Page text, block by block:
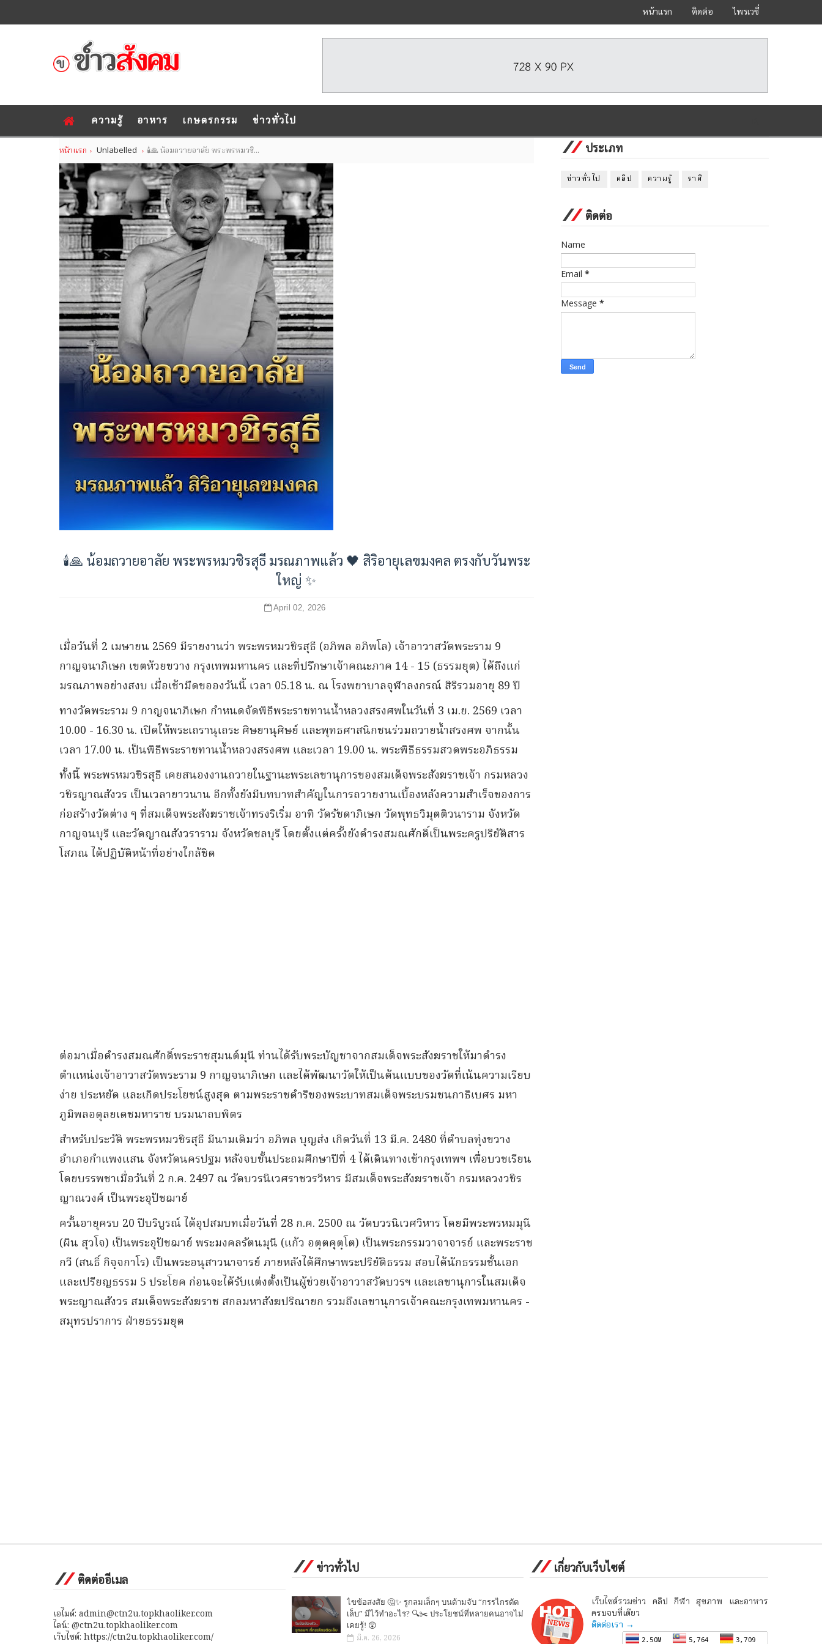
หน้าแรก ติดต่อ ไพรเวซี่
ความรู้ อาหาร เกษตรกรรม ข่าวทั่วไป
หน้าแรก Unlabelled 🕯️🙏 น้อมถวายอาลัย พระพรหมวชิ...
🕯️🙏 น้อมถวายอาลัย พระพรหมวชิรสุธี มรณภาพแล้ว 🖤 สิริอายุเลขมงคล ตรงกับวันพระ
ใหญ่ ✨
April 02, 2026
เมื่อวันที่ 2 เมษายน 2569 มีรายงานว่า พระพรหมวชิรสุธี (อภิพล อภิพโล) เจ้าอาวาสวัดพระราม 9
กาญจนาภิเษก เขตห้วยขวาง กรุงเทพมหานคร และที่ปรึกษาเจ้าคณะภาค 14 - 15 (ธรรมยุต) ได้ถึงแก่
มรณภาพอย่างสงบ เมื่อเช้ามืดขอองวันนี้ เวลา 05.18 น. ณ โรงพยาบาลจุฬาลงกรณ์ สิริรวมอายุ 89 ปี
ทางวัดพระราม 9 กาญจนาภิเษก กำหนดจัดพิธีพระราชทานน้ำหลวงสรงศพในวันที่ 3 เม.ย. 2569 เวลา
10.00 - 16.30 น. เปิดให้พระเถรานุเถระ ศิษยานุศิษย์ และพุทธศาสนิกชนร่วมถวายน้ำสรงศพ จากนั้น
เวลา 17.00 น. เป็นพิธีพระราชทานน้ำหลวงสรงศพ และเวลา 19.00 น. พระพิธีธรรมสวดพระอภิธรรม
ทั้งนี้ พระพรหมวชิรสุธี เคยสนองงานถวายในฐานะพระเลขานุการของสมเด็จพระสังฆราชเจ้า กรมหลวง
วชิรญาณสังวร เป็นเวลายาวนาน อีกทั้งยังมีบทบาทสำคัญในการถวายงานเบื้องหลังความสำเร็จของการ
ก่อสร้างวัดต่าง ๆ ที่สมเด็จพระสังฆราชเจ้าทรงริเริ่ม อาทิ วัดรัชดาภิเษก วัดพุทธวิมุตติวนาราม จังหวัด
กาญจนบุรี และวัดญาณสังวราราม จังหวัดชลบุรี โดยตั้งแต่ครั้งยังดำรงสมณศักดิ์เป็นพระครูปริยัติสาร
โสภณ ได้ปฏิบัติหน้าที่อย่างใกล้ชิด
ต่อมาเมื่อดำรงสมณศักดิ์พระราชสุมนต์มุนี ท่านได้รับพระบัญชาจากสมเด็จพระสังฆราชให้มาดำรง
ตำแหน่งเจ้าอาวาสวัดพระราม 9 กาญจนาภิเษก และได้พัฒนาวัดให้เป็นต้นแบบของวัดที่เน้นความเรียบ
ง่าย ประหยัด และเกิดประโยชน์สูงสุด ตามพระราชดำริของพระบาทสมเด็จพระบรมชนกาธิเบศร มหา
ภูมิพลอดุลยเดชมหาราช บรมนาถบพิตร
สำหรับประวัติ พระพรหมวชิรสุธี มีนามเดิมว่า อภิพล บุญส่ง เกิดวันที่ 13 มี.ค. 2480 ที่ตำบลทุ่งขวาง
อำเภอกำแพงแสน จังหวัดนครปฐม หลังจบชั้นประถมศึกษาปีที่ 4 ได้เดินทางเข้ากรุงเทพฯ เพื่อบวชเรียน
โดยบรรพชาเมื่อวันที่ 2 ก.ค. 2497 ณ วัดบวรนิเวศราชวรวิหาร มีสมเด็จพระสังฆราชเจ้า กรมหลวงวชิร
ญาณวงศ์ เป็นพระอุปัชฌาย์
ครั้นอายุครบ 20 ปีบริบูรณ์ ได้อุปสมบทเมื่อวันที่ 28 ก.ค. 2500 ณ วัดบวรนิเวศวิหาร โดยมีพระพรหมมุนี
(ผิน สุวโจ) เป็นพระอุปัชฌาย์ พระมงคลรัตนมุนี (แก้ว อตฺตคุตฺโต) เป็นพระกรรมวาจาจารย์ และพระราช
กวี (สนธิ์ กิจฺจกาโร) เป็นพระอนุสาวนาจารย์ ภายหลังได้ศึกษาพระปริยัติธรรม สอบได้นักธรรมชั้นเอก
และเปรียญธรรม 5 ประโยค ก่อนจะได้รับแต่งตั้งเป็นผู้ช่วยเจ้าอาวาสวัดบวรฯ และเลขานุการในสมเด็จ
พระญาณสังวร สมเด็จพระสังฆราช สกลมหาสังฆปริณายก รวมถึงเลขานุการเจ้าคณะกรุงเทพมหานคร -
สมุทรปราการ ฝ่ายธรรมยุต
ประเภท
ข่าวทั่วไป คลิป ความรู้ ราศี
ติดต่อ
Name
Email *
Message *
ติดต่ออีเมล
เอไมด์: admin@ctn2u.topkhaoliker.com
ไลน์: @ctn2u.topkhaoliker.com
เว็บไซต์: https://ctn2u.topkhaoliker.com/
ข่าวทั่วไป
ไขข้อสงสัย 🤔✨ รูกลมเล็กๆ บนด้ามจับ “กรรไกรตัด
เล็บ” มีไว้ทำอะไร? 🔍✂️ ประโยชน์ที่หลายคนอาจไม่
เคยรู้! 😲
มี.ค. 26, 2026
เกี่ยวกับเว็บไซต์
เว็บไซต์รวมข่าว คลิป กีฬา สุขภาพ และอาหาร
ครบจบที่เดียว
ติดต่อเรา →